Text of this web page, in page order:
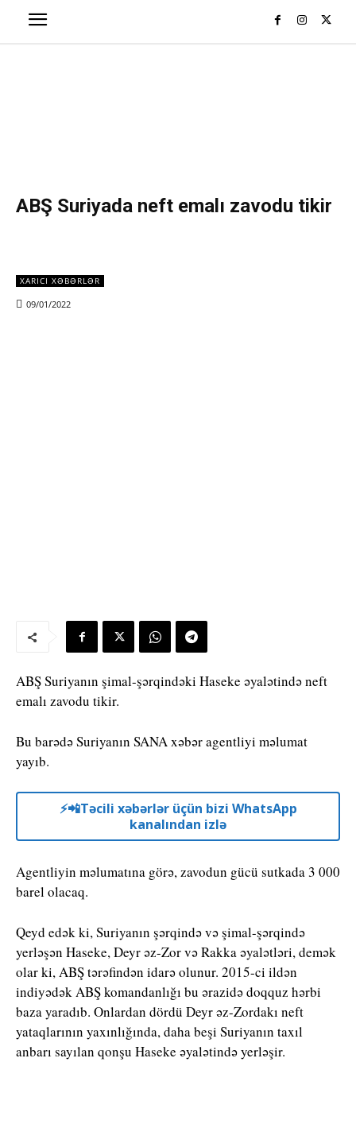
ABŞ Suriyada neft emalı zavodu tikir
XARICI XƏBƏRLƏR
09/01/2022
ABŞ Suriyanın şimal-şərqindəki Haseke əyalətində neft
emalı zavodu tikir.
Bu barədə Suriyanın SANA xəbər agentliyi məlumat
yayıb.
⚡️📲Təcili xəbərlər üçün bizi WhatsApp
kanalından izlə
Agentliyin məlumatına görə, zavodun gücü sutkada 3 000
barel olacaq.
Qeyd edək ki, Suriyanın şərqində və şimal-şərqində
yerləşən Haseke, Deyr əz-Zor və Rakka əyalətləri, demək
olar ki, ABŞ tərəfindən idarə olunur. 2015-ci ildən
indiyədək ABŞ komandanlığı bu ərazidə doqquz hərbi
baza yaradıb. Onlardan dördü Deyr əz-Zordakı neft
yataqlarının yaxınlığında, daha beşi Suriyanın taxıl
anbarı sayılan qonşu Haseke əyalətində yerləşir.